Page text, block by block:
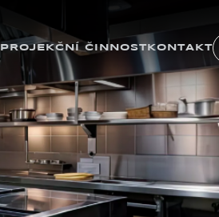
PROJEKČNÍ ČINNOST KONTAKT